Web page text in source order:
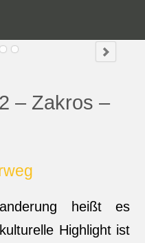
– Zakros –
heißt es
Highlight ist